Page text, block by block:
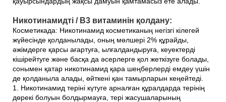
Никотинамидті / В3 витаминін қолдану:
Косметикада: Никотинамид косметиканың негізгі кілегей
жүйесінде қолданылады, оның мөлшері 2% құрайды,
әжімдерге қарсы ағартуға, ылғалдандыруға, кеуектерді
кішірейтуге және басқа да әсерлерге қол жеткізуге болады,
сонымен қатар никотинамид қара шеңберлерді емдеу үшін
де қолданыла алады, өйткені қан тамырларын кеңейтеді.
1. Никотинамид теріні күтуге арналған құралдарда терінің
дөрекі болуын болдырмауға, тері жасушаларының